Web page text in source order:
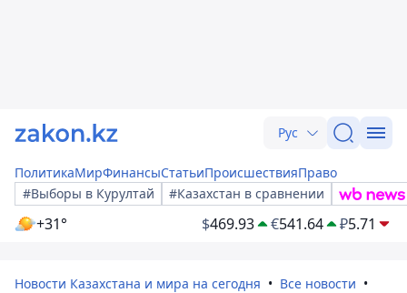
Рус
ПолитикаМирФинансыСтатьиПроисшествияПраво
#Выборы в Курултай
#Казахстан в сравнении
+31° $469.93 €541.64 ₽5.71
Новости Казахстана и мира на сегодня
Все новости